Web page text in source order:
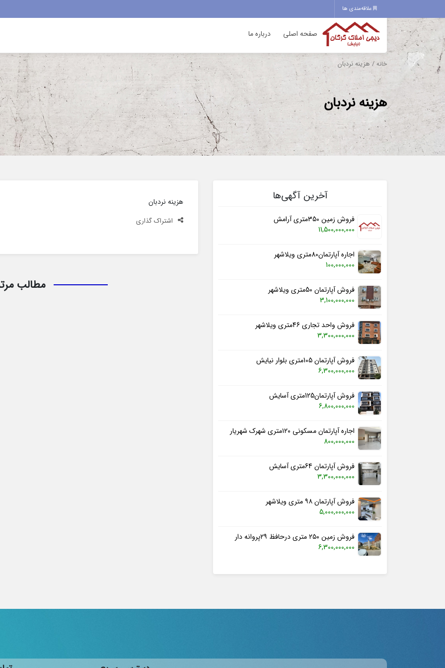
علاقه‌مندی ها
صفحه اصلی درباره ما
خانه / هزینه نردبان
هزینه نردبان
آخرین آگهی‌ها
فروش زمین 350متری آرامش
11,500,000,000
اجاره آپارتمان80متری ویلاشهر
100,000,000
فروش آپارتمان 50متری ویلاشهر
3,100,000,000
فروش واحد تجاری 46متری ویلاشهر
3,300,000,000
فروش آپارتمان 105متری بلوار نیایش
6,300,000,000
فروش آپارتمان125متری آسایش
6,800,000,000
اجاره آپارتمان مسکونی ۱۲۰متری شهرک شهریار
800,000,000
فروش آپارتمان 64متری آسایش
3,300,000,000
فروش آپارتمان ۹۸ متری ویلاشهر
5,000,000,000
فروش زمین ۲۵۰ متری درحافظ ۲۹پروانه دار
6,300,000,000
هزینه نردبان
اشتراک گذاری
مطالب